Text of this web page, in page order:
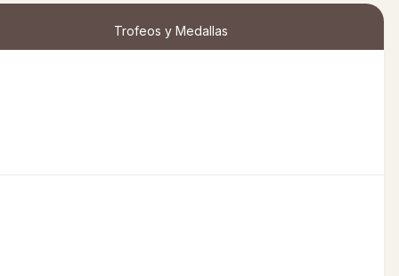
Trofeos y Medallas